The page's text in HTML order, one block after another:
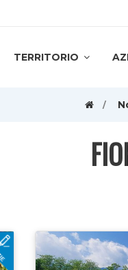
TERRITORIO